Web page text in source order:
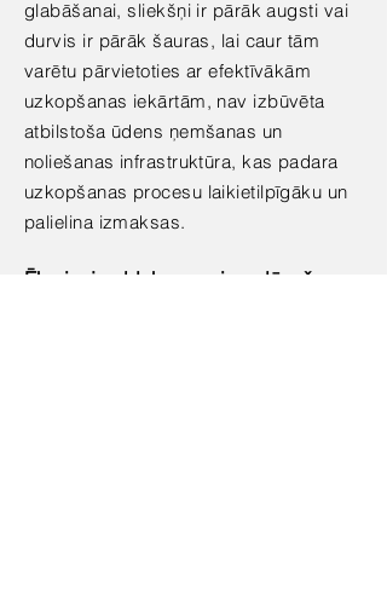
glabāšanai, sliekšņi ir pārāk augsti vai
durvis ir pārāk šauras, lai caur tām
varētu pārvietoties ar efektīvākām
uzkopšanas iekārtām, nav izbūvēta
atbilstoša ūdens ņemšanas un
noliešanas infrastruktūra, kas padara
uzkopšanas procesu laikietilpīgāku un
palielina izmaksas.
Ēku ieejas bloku pareiza plānošana